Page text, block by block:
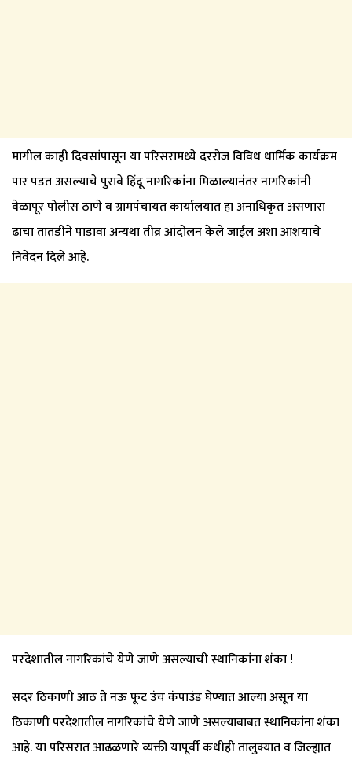
मागील काही दिवसांपासून या परिसरामध्ये दररोज विविध धार्मिक कार्यक्रम
पार पडत असल्याचे पुरावे हिंदू नागरिकांना मिळाल्यानंतर नागरिकांनी
वेळापूर पोलीस ठाणे व ग्रामपंचायत कार्यालयात हा अनाधिकृत असणारा
ढाचा तातडीने पाडावा अन्यथा तीव्र आंदोलन केले जाईल अशा आशयाचे
निवेदन दिले आहे.
परदेशातील नागरिकांचे येणे जाणे असल्याची स्थानिकांना शंका !
सदर ठिकाणी आठ ते नऊ फूट उंच कंपाउंड घेण्यात आल्या असून या
ठिकाणी परदेशातील नागरिकांचे येणे जाणे असल्याबाबत स्थानिकांना शंका
आहे. या परिसरात आढळणारे व्यक्ती यापूर्वी कधीही तालुक्यात व जिल्ह्यात